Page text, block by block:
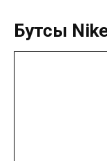
Бутсы